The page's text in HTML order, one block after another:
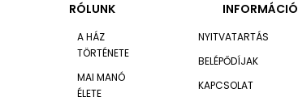
RÓLUNK
A HÁZ
TÖRTÉNETE
MAI MANÓ
ÉLETE
INFORMÁCIÓ
NYITVATARTÁS
BELÉPŐDÍJAK
KAPCSOLAT